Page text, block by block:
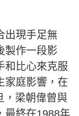
出現手足無
製作一段影
和比心來克服
家庭影響，在
，梁朝偉曾與